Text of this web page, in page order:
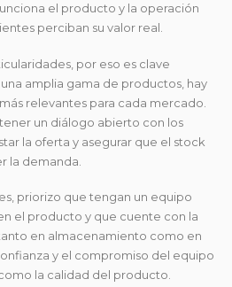
el producto y la operación
perciban su valor real.
por eso es clave
amplia gama de productos, hay
relevantes para cada mercado.
un diálogo abierto con los
la oferta y asegurar que el stock
la demanda.
priorizo que tengan un equipo
el producto y que cuente con la
en almacenamiento como en
y el compromiso del equipo
la calidad del producto.